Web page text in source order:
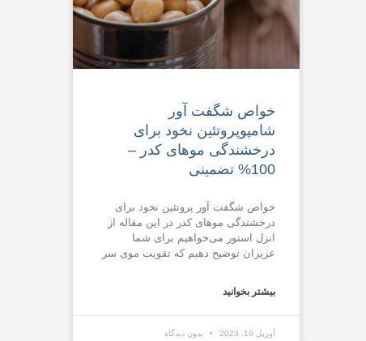
خواص شگفت آور
شامپوپروتئین نخود برای
درخشندگی موهای کدر –
100% تضمینی
خواص شگفت آور پروتئین نخود برای
درخشندگی موهای کدر در این مقاله از
انزل استور می‌خواهیم برای شما
عزیزان توضیح دهیم که تقویت موی سر
بیشتر بخوانید
آوریل 19, 2023 بدون دیدگاه